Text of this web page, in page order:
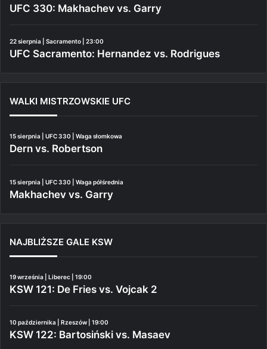
UFC 330: Makhachev vs. Garry
22 sierpnia | Sacramento | 23:00
UFC Sacramento: Hernandez vs. Rodrigues
WALKI MISTRZOWSKIE UFC
15 sierpnia | UFC 330 | Waga słomkowa
Dern vs. Robertson
15 sierpnia | UFC 330 | Waga półśrednia
Makhachev vs. Garry
NAJBLIŻSZE GALE KSW
19 września | Liberec | 19:00
KSW 121: De Fries vs. Vojcak 2
10 października | Rzeszów | 19:00
KSW 122: Bartosiński vs. Masaev